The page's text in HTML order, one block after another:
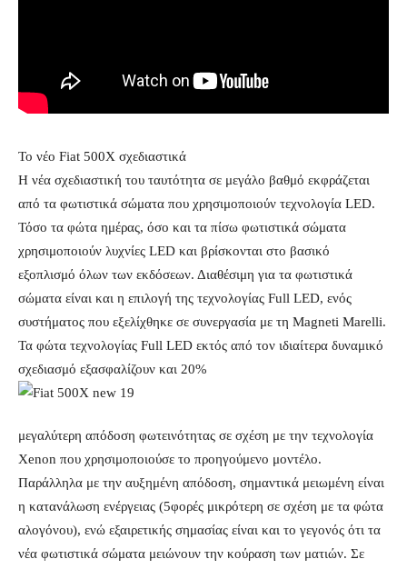
Το νέο Fiat 500X σχεδιαστικά
Η νέα σχεδιαστική του ταυτότητα σε μεγάλο βαθμό εκφράζεται
από τα φωτιστικά σώματα που χρησιμοποιούν τεχνολογία LED.
Τόσο τα φώτα ημέρας, όσο και τα πίσω φωτιστικά σώματα
χρησιμοποιούν λυχνίες LED και βρίσκονται στο βασικό
εξοπλισμό όλων των εκδόσεων. Διαθέσιμη για τα φωτιστικά
σώματα είναι και η επιλογή της τεχνολογίας Full LED, ενός
συστήματος που εξελίχθηκε σε συνεργασία με τη Magneti Marelli.
Τα φώτα τεχνολογίας Full LED εκτός από τον ιδιαίτερα δυναμικό
σχεδιασμό εξασφαλίζουν και 20%
μεγαλύτερη απόδοση φωτεινότητας σε σχέση με την τεχνολογία
Xenon που χρησιμοποιούσε το προηγούμενο μοντέλο.
Παράλληλα με την αυξημένη απόδοση, σημαντικά μειωμένη είναι
η κατανάλωση ενέργειας (5φορές μικρότερη σε σχέση με τα φώτα
αλογόνου), ενώ εξαιρετικής σημασίας είναι και το γεγονός ότι τα
νέα φωτιστικά σώματα μειώνουν την κούραση των ματιών. Σε